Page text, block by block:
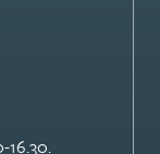
16.30.